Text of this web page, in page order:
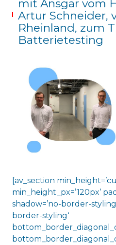
mit Ansgar vom
Artur Schneider,
Rheinland, zum
Batterietesting
[av_section
min_height_px=’120px‘
shadow=’no-border-
border-styling‘